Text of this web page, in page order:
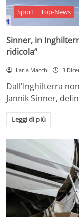
Sport Top-News
Sinner, in
ridicola”
Ilaria Macchi 3
Dall'Inghilterra
Jannik Sinner,
Leggi di più